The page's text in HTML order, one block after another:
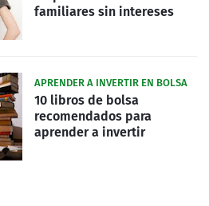
familiares sin intereses
APRENDER A INVERTIR EN BOLSA
10 libros de bolsa
recomendados para
aprender a invertir